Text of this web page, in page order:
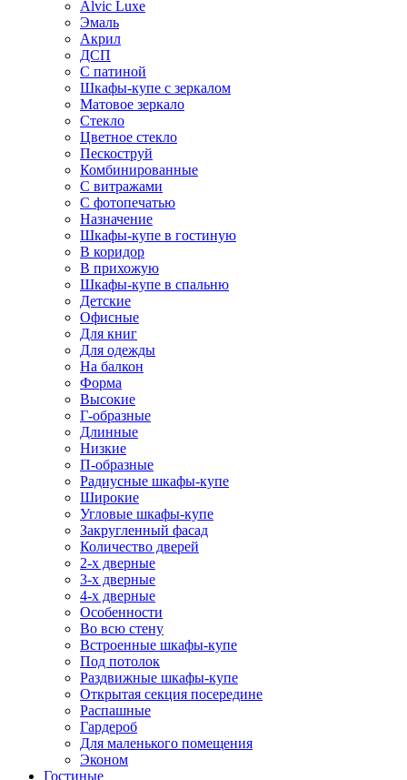
Alvic Luxe
Эмаль
Акрил
ДСП
С патиной
Шкафы-купе с зеркалом
Матовое зеркало
Стекло
Цветное стекло
Пескоструй
Комбинированные
С витражами
С фотопечатью
Назначение
Шкафы-купе в гостиную
В коридор
В прихожую
Шкафы-купе в спальню
Детские
Офисные
Для книг
Для одежды
На балкон
Форма
Высокие
Г-образные
Длинные
Низкие
П-образные
Радиусные шкафы-купе
Широкие
Угловые шкафы-купе
Закругленный фасад
Количество дверей
2-х дверные
3-х дверные
4-х дверные
Особенности
Во всю стену
Встроенные шкафы-купе
Под потолок
Раздвижные шкафы-купе
Открытая секция посередине
Распашные
Гардероб
Для маленького помещения
Эконом
Гостиные